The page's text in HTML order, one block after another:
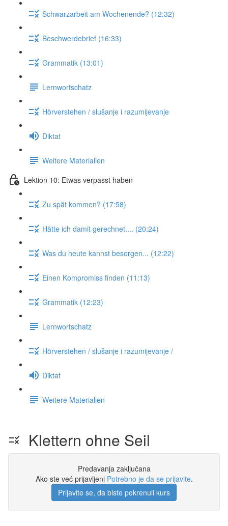
Schwarzarbeit am Wochenende? (12:32)
Beschwerdebrief (16:33)
Grammatik (13:01)
Lernwortschatz
Hörverstehen / slušanje i razumijevanje
Diktat
Weitere Materialien
Lektion 10: Etwas verpasst haben
Zu spät kommen? (17:58)
Hätte ich damit gerechnet.... (20:24)
Was du heute kannst besorgen... (12:22)
Einen Kompromiss finden (11:13)
Grammatik (12:23)
Lernwortschatz
Hörverstehen / slušanje i razumijevanje /
Diktat
Weitere Materialien
Klettern ohne Seil
Predavanja zaključana
Ako ste već prijavljeni Potrebno je da se prijavite.
Prijavite se, da biste pokrenuli kurs